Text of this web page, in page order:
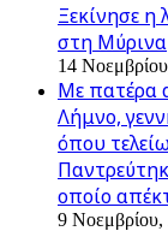
Ξεκίνησε η
στη Μύρινα
14
Με πατέρα
Λήμνο,
όπου
οποίο
9 Νοεμβρίου,